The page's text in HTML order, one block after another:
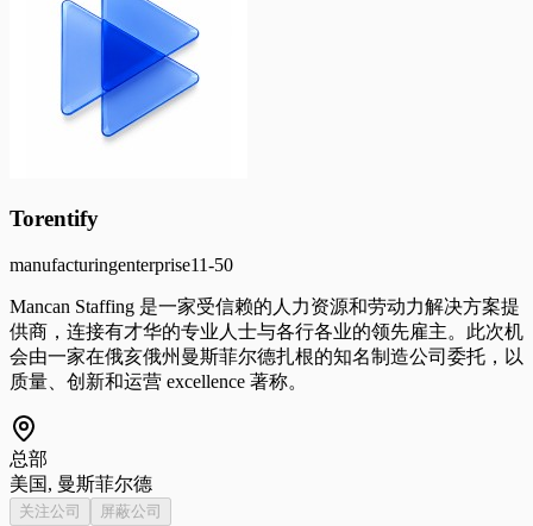
Torentify
manufacturingenterprise11-50
Mancan Staffing 是一家受信赖的人力资源和劳动力解决方案提
供商，连接有才华的专业人士与各行各业的领先雇主。此次机
会由一家在俄亥俄州曼斯菲尔德扎根的知名制造公司委托，以
质量、创新和运营 excellence 著称。
总部
美国, 曼斯菲尔德
关注公司 屏蔽公司